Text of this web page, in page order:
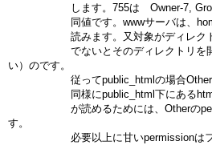
します。755は Owner-7, Group-
同値です。wwwサーバは、
読みます。又対象がディレクトリ
でないとそのディレクトリを開け
い）のです。
従ってpublic_htmlの場合Other の
同様にpublic_html下にあるhtml フ
が読めるためには、Otherの
す。
必要以上に甘いpermissionはファ